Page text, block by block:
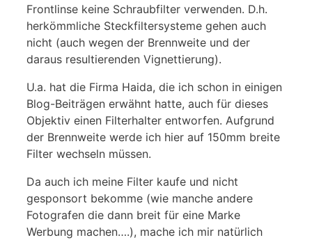
Frontlinse keine Schraubfilter verwenden. D.h.
herkömmliche Steckfiltersysteme gehen auch
nicht (auch wegen der Brennweite und der
daraus resultierenden Vignettierung).
U.a. hat die Firma Haida, die ich schon in einigen
Blog-Beiträgen erwähnt hatte, auch für dieses
Objektiv einen Filterhalter entworfen. Aufgrund
der Brennweite werde ich hier auf 150mm breite
Filter wechseln müssen.
Da auch ich meine Filter kaufe und nicht
gesponsort bekomme (wie manche andere
Fotografen die dann breit für eine Marke
Werbung machen….), mache ich mir natürlich